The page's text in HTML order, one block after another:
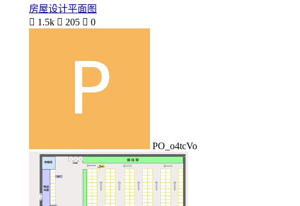
房屋设计平面图
 1.5k  205  0
PO_o4tcVo